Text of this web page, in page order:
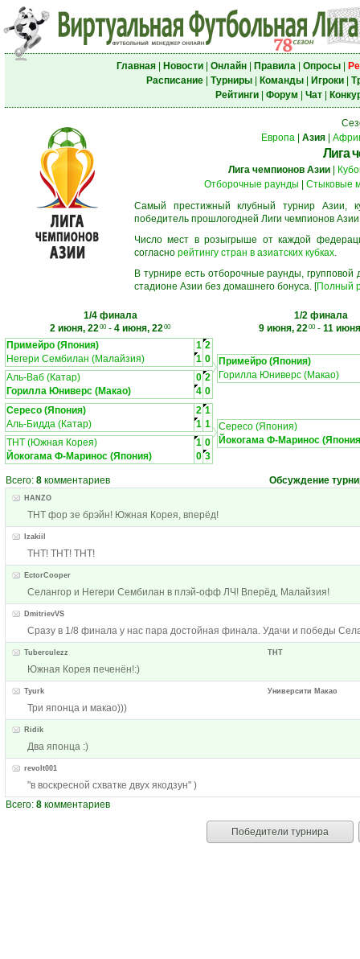
Главная| Новости| Онлайн| Правила| Опросы|
Расписание| Турниры| Команды| Игроки|
Рейтинги| Форум Чат|
Европа
Азия
Лига
Лига чемпионов Азии
Отборочные раунды
Стыковые
Самый престижный клубный турнир Азии,
победитель прошлогодней Лиги чемпионов
Число мест в розыгрыше от каждой
согласно рейтингу стран в азиатских кубках.
В турнире есть отборочные раунды,
стадионе Азии без домашнего бонуса. [Полный
1/4 финала
2 июня, 2200- 4 июня, 2200
1/2 финала
9 июня, 2200- 11
Примейро (Япония)
1 2
Негери Сембилан (Малайзия)
1 0
Аль-Ваб (Катар)
0 2
Горилла Юниверс (Макао)
4 0
Примейро (Япония)
Горилла Юниверс (Макао)
Сересо (Япония) 2 1
Аль-Бидда (Катар)
1 1
ТНТ (Южная Корея)
1 0
Йокогама Ф-Маринос (Япония)
0 3
Сересо (Япония)
Йокогама Ф-Маринос
Всего: 8 комментариев Обсуждение
HANZO
ТНТ фор зе брэйн! Южная Корея, вперёд!
Izakiil
ТНТ! ТНТ! ТНТ!
EctorCooper
Селангор и Негери Сембилан в плэй-офф ЛЧ! Вперёд, Малайзия!
DmitrievVS
Сразу в 1/8 финала у нас пара достойная финала. Удачи и победы
Tuberculezz ТНТ
Южная Корея печенён!:)
Tyurk Университи Макао
Три японца и макао)))
Ridik
Два японца :)
revolt001
"в воскресной схватке двух якодзун" )
Всего: 8 комментариев
Победители турнира